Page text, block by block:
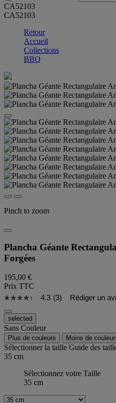
CA52103
CA52103
Retour
Accueil
Collections
BBQ
Pinch to zoom
Plancha Géante
Forgées
195,00 €
Prix TTC
4.3 (3) Rédiger un
selected
Sans Couleur
Plus de couleurs Moins de
Sélectionner la taille Guide des
35 cm
Sélectionnez votre Taille
35 cm